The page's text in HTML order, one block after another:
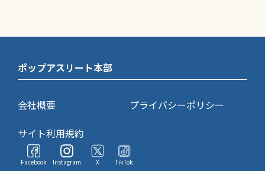
ポップアスリート本部
会社概要
プライバシーポリシー
サイト利用規約
Facebook Instagram X TikTok